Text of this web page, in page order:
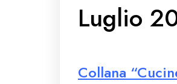
Luglio
Collana